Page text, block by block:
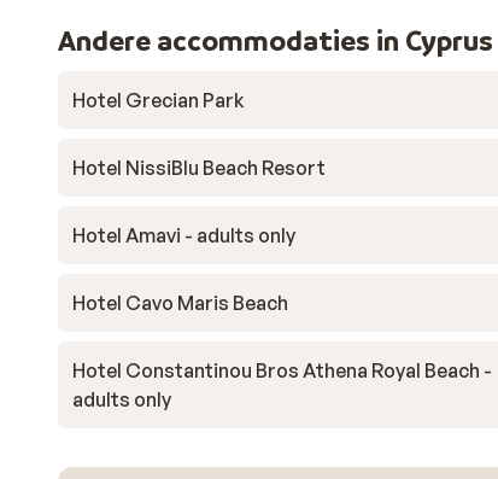
Andere accommodaties in Cyprus
Hotel Grecian Park
Hotel NissiBlu Beach Resort
Hotel Amavi - adults only
Hotel Cavo Maris Beach
Hotel Constantinou Bros Athena Royal Beach -
adults only